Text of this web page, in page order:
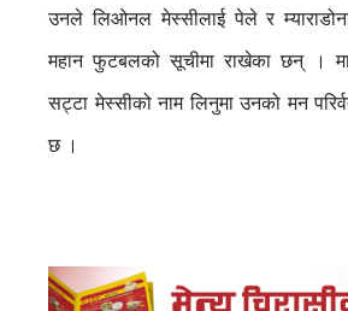
उनले लिओनल मेस्सीलाई पेले र
महान फुटबलको सूचीमा राखेका छन् ।
सट्टा मेस्सीको नाम लिनुमा उनको मन
छ ।